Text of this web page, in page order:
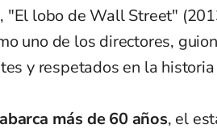
"El lobo de Wall Street"
uno de los directores,
y respetados en la
más de 60 años, el